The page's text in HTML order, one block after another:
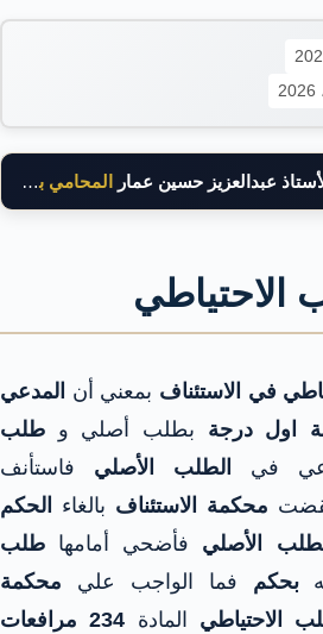
عبدالعزيز حسين عمار المحامي بالنقض
الاحتياطي
في الاستئناف بمعني أن المدعي
اول درجة بطلب أصلي و طلب
في الطلب الأصلي فاستأنف
محكمة الاستئناف بالغاء
الحكم
الأصلي فأضحي أمامها طلب
بحكم فما الواجب علي محكمة
الاحتياطي المادة 234 مرافعات